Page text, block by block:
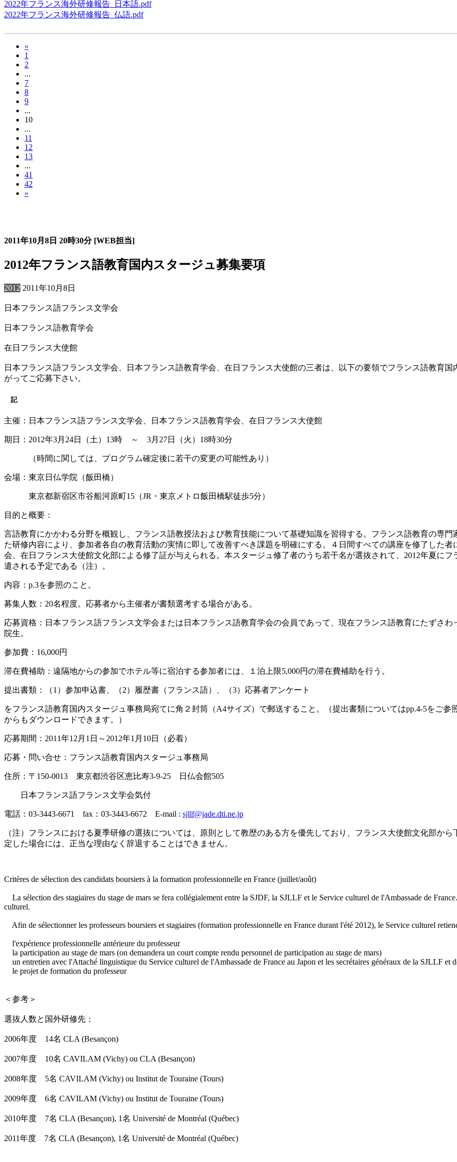
2022年フランス海外研修報告_日本語.pdf
2022年フランス海外研修報告_仏語.pdf
«
1
2
...
7
8
9
...
10
...
11
12
13
...
41
42
»
2011年10月8日 20時30分 [WEB担当]
2012年フランス語教育国内スタージュ募集要項
2012 2011年10月8日
日本フランス語フランス文学会
日本フランス語教育学会
在日フランス大使館
日本フランス語フランス文学会、日本フランス語教育学会、在日フランス大使館の三者は、以下の要領でフランス語教育
がってご応募下さい。
記
主催：日本フランス語フランス文学会、日本フランス語教育学会、在日フランス大使館
期日：2012年3月24日（土）13時 ～ 3月27日（火）18時30分
（時間に関しては、プログラム確定後に若干の変更の可能性あり）
会場：東京日仏学院（飯田橋）
東京都新宿区市谷船河原町15（JR・東京メトロ飯田橋駅徒歩5分）
目的と概要：
言語教育にかかわる分野を概観し、フランス語教授法および教育技能について基礎知識を習得する。フランス語教育の専
た研修内容により、参加者各自の教育活動の実情に即して改善すべき課題を明確にする。４日間すべての講座を修了した
会、在日フランス大使館文化部による修了証が与えられる。本スタージュ修了者のうち若干名が選抜されて、2012年夏に
遣される予定である（注）。
内容：p.3を参照のこと。
募集人数：20名程度。応募者から主催者が書類選考する場合がある。
応募資格：日本フランス語フランス文学会または日本フランス語教育学会の会員であって、現在フランス語教育にたずさ
院生。
参加費：16,000円
滞在費補助：遠隔地からの参加でホテル等に宿泊する参加者には、１泊上限5,000円の滞在費補助を行う。
提出書類：（1）参加申込書、（2）履歴書（フランス語）、（3）応募者アンケート
をフランス語教育国内スタージュ事務局宛てに角２封筒（A4サイズ）で郵送すること。（提出書類についてはpp.4-5をご
からもダウンロードできます。）
応募期間：2011年12月1日～2012年1月10日（必着）
応募・問い合せ：フランス語教育国内スタージュ事務局
住所：〒150-0013 東京都渋谷区恵比寿3-9-25 日仏会館505
日本フランス語フランス文学会気付
電話：03-3443-6671 fax：03-3443-6672 E-mail : sjllf@jade.dti.ne.jp
（注）フランスにおける夏季研修の選抜については、原則として教歴のある方を優先しており、フランス大使館文化部か
定した場合には、正当な理由なく辞退することはできません。
Critères de sélection des candidats boursiers à la formation professionnelle en France (juillet/août)
La sélection des stagiaires du stage de mars se fera collégialement entre la SJDF, la SJLLF et le Service culturel de l'Ambassade de
culturel.
Afin de sélectionner les professeurs boursiers et stagiaires (formation professionnelle en France durant l'été 2012), le Service culturel
l'expérience professionnelle antérieure du professeur
la participation au stage de mars (on demandera un court compte rendu personnel de participation au stage de mars)
un entretien avec l'Attaché linguistique du Service culturel de l'Ambassade de France au Japon et les secrétaires généraux de la SJLLF et
le projet de formation du professeur
＜参考＞
選抜人数と国外研修先：
2006年度 14名 CLA (Besançon)
2007年度 10名 CAVILAM (Vichy) ou CLA (Besançon)
2008年度 5名 CAVILAM (Vichy) ou Institut de Touraine (Tours)
2009年度 6名 CAVILAM (Vichy) ou Institut de Touraine (Tours)
2010年度 7名 CLA (Besançon), 1名 Université de Montréal (Québec)
2011年度 7名 CLA (Besançon), 1名 Université de Montréal (Québec)